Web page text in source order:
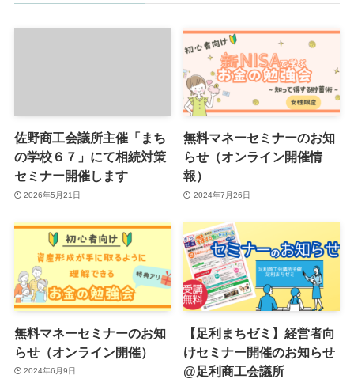
佐野商工会議所主催「まち
の学校６７」にて相続対策
セミナー開催します
2026年5月21日
無料マネーセミナーのお知
らせ（オンライン開催情
報）
2024年7月26日
無料マネーセミナーのお知
らせ（オンライン開催）
2024年6月9日
【足利まちゼミ】経営者向
けセミナー開催のお知らせ
@足利商工会議所